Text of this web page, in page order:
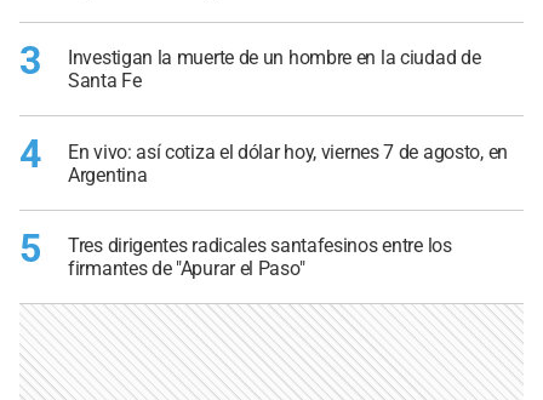
3
Investigan la muerte de un hombre en la ciudad de
Santa Fe
4
En vivo: así cotiza el dólar hoy, viernes 7 de agosto, en
Argentina
5
Tres dirigentes radicales santafesinos entre los
firmantes de "Apurar el Paso"